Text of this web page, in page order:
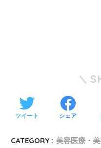
ツイート シェア
CATEGORY : 美容医療・